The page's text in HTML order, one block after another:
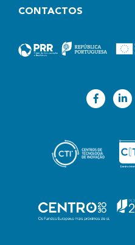
CONTACTOS